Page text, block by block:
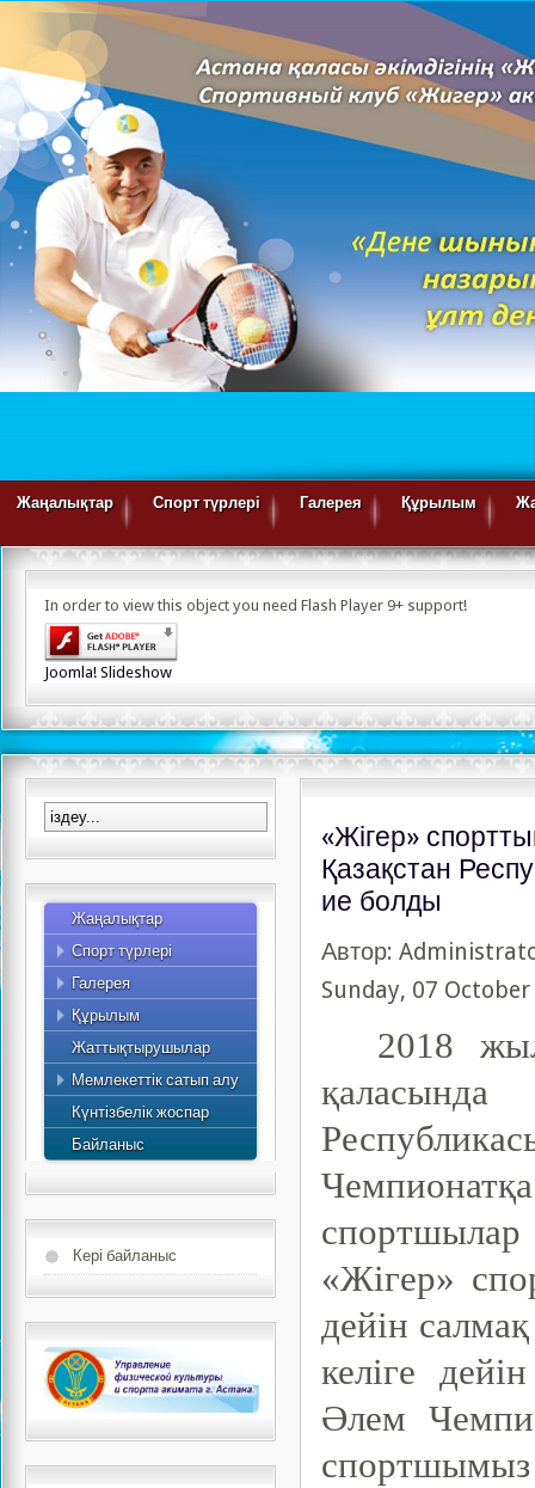
Жаңалықтар Спорт түрлері Галерея Құрылым
In order to view this object you need Flash Player 9+ support!
Joomla! Slideshow
«Жігер»
Қазақстан
ие болды
Автор:
Sunday, 07
2018
қаласында
«Жігер»
дейін
келіге
Әлем
Жаңалықтар
Спорт түрлері
Спорт түрлері
Асық ату
Бодибилдинг
Бүркітші
Киокушинкай карате
Сомдалу
Құзға өрмелеу
Ауыр атлетика
Таеквондо
Қол күресі
Спорттық туризм
Галерея
Фото
Видео
Құрылым
Қызметкерлер
Жаттықтырушылар
Мемлекеттік сатып алу
Жоспар
2015 жылдың жылдық
есебі
Күнтізбелік жоспар
Байланыс
Кері байланыс